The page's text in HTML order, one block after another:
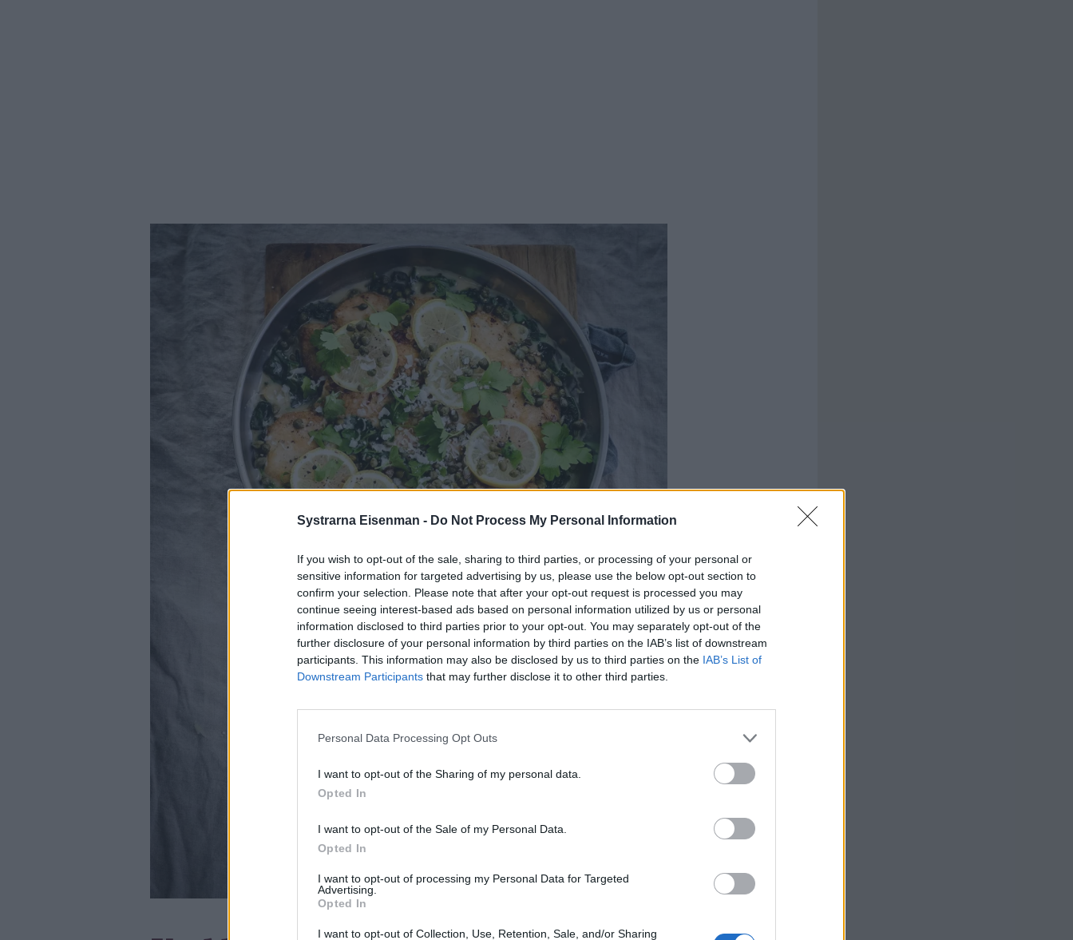
Systrarna Eisenman - Do Not Process My Personal Information
If you wish to opt-out of the sale, sharing to third parties, or processing of your personal or
sensitive information for targeted advertising by us, please use the below opt-out section to
confirm your selection. Please note that after your opt-out request is processed you may
continue seeing interest-based ads based on personal information utilized by us or personal
information disclosed to third parties prior to your opt-out. You may separately opt-out of the
further disclosure of your personal information by third parties on the IAB’s list of downstream
participants. This information may also be disclosed by us to third parties on the IAB’s List of
Downstream Participants that may further disclose it to other third parties.
Personal Data Processing Opt Outs
I want to opt-out of the Sharing of my personal data.
Opted In
I want to opt-out of the Sale of my Personal Data.
Opted In
I want to opt-out of processing my Personal Data for Targeted
Advertising.
Opted In
I want to opt-out of Collection, Use, Retention, Sale, and/or Sharing